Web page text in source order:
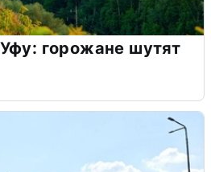
горожане шутят